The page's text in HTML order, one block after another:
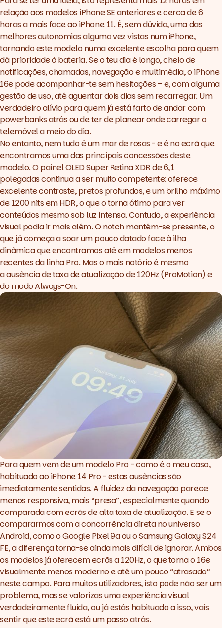
relação aos modelos iPhone SE anteriores e cerca de 6
horas a mais face ao iPhone 11. É, sem dúvida, uma das
melhores autonomias alguma vez vistas num iPhone,
tornando este modelo numa excelente escolha para quem
dá prioridade à bateria. Se o teu dia é longo, cheio de
notificações, chamadas, navegação e multimédia, o iPhone
16e pode acompanhar-te sem hesitações – e, com alguma
gestão de uso, até aguentar dois dias sem recarregar. Um
verdadeiro alívio para quem já está farto de andar com
powerbanks atrás ou de ter de planear onde carregar o
telemóvel a meio do dia.
No entanto, nem tudo é um mar de rosas - e é no ecrã que
encontramos uma das principais concessões deste
modelo. O painel OLED Super Retina XDR de 6,1
polegadas continua a ser muito competente: oferece
excelente contraste, pretos profundos, e um brilho máximo
de 1200 nits em HDR, o que o torna ótimo para ver
conteúdos mesmo sob luz intensa. Contudo, a experiência
visual podia ir mais além. O notch mantém-se presente, o
que já começa a soar um pouco datado face à ilha
dinâmica que encontramos até em modelos menos
recentes da linha Pro. Mas o mais notório é mesmo
a ausência de taxa de atualização de 120Hz (ProMotion) e
do modo Always-On.
Para quem vem de um modelo Pro - como é o meu caso,
habituado ao iPhone 14 Pro - estas ausências são
imediatamente sentidas. A fluidez da navegação parece
menos responsiva, mais “presa”, especialmente quando
comparada com ecrãs de alta taxa de atualização. E se o
compararmos com a concorrência direta no universo
Android, como o Google Pixel 9a ou o Samsung Galaxy S24
FE, a diferença torna-se ainda mais difícil de ignorar. Ambos
os modelos já oferecem ecrãs a 120Hz, o que torna o 16e
visualmente menos moderno e até um pouco “atrasado”
neste campo. Para muitos utilizadores, isto pode não ser um
problema, mas se valorizas uma experiência visual
verdadeiramente fluida, ou já estás habituado a isso, vais
sentir que este ecrã está um passo atrás.